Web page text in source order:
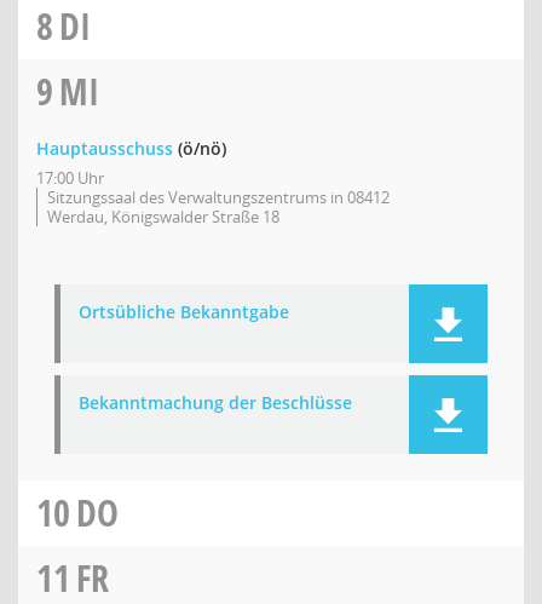
8DI
9MI
Hauptausschuss (ö/nö)
17:00 Uhr
Sitzungssaal des Verwaltungszentrums in 08412
Werdau, Königswalder Straße 18
Ortsübliche Bekanntgabe
Bekanntmachung der Beschlüsse
10DO
11 FR